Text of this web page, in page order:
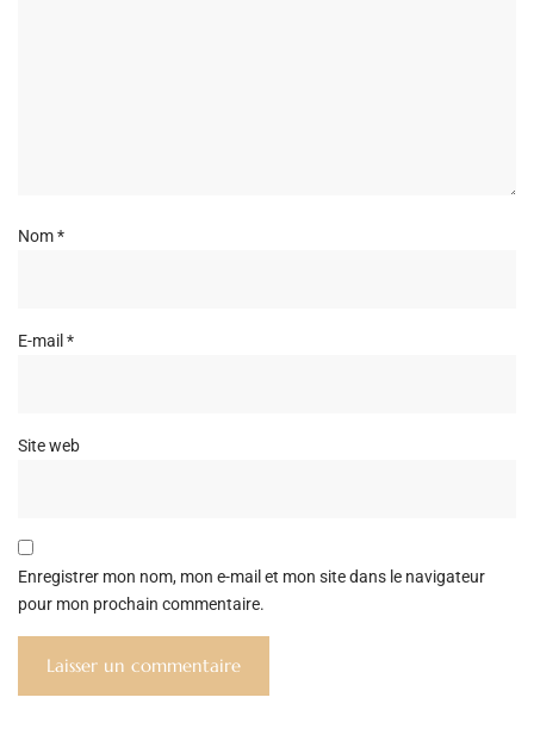
Nom*
E-mail *
Site web
Enregistrer mon nom, mon e-mail et mon site dans le navigateur
pour mon prochain commentaire.